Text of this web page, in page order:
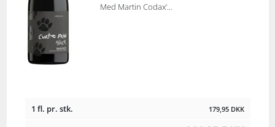
Med Martin Codax’...
1 fl. pr. stk. 179,95 DKK